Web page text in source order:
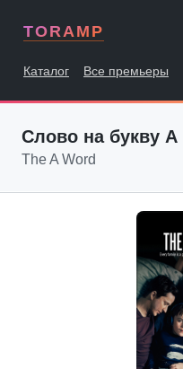
TORAMP
Каталог Все премьеры
Слово на букву А
The A Word